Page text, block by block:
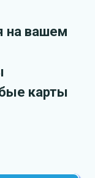
на вашем
карты